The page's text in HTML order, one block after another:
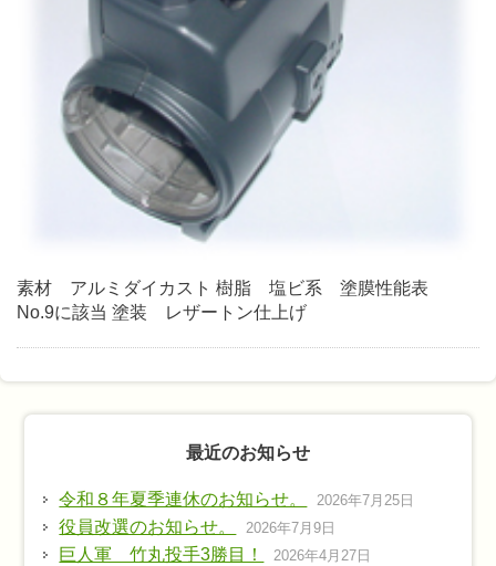
素材 アルミダイカスト 樹脂 塩ビ系 塗膜性能表
No.9に該当 塗装 レザートン仕上げ
最近のお知らせ
令和８年夏季連休のお知らせ。 2026年7月25日
役員改選のお知らせ。 2026年7月9日
巨人軍 竹丸投手3勝目！ 2026年4月27日